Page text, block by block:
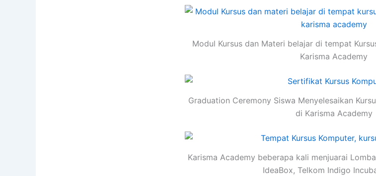
Modul Kursus dan Materi belajar di tempat
Karisma Academy
Graduation Ceremony Siswa Menyelesaikan
di Karisma Academy
Karisma Academy beberapa kali menjuarai
IdeaBox, Telkom Indigo